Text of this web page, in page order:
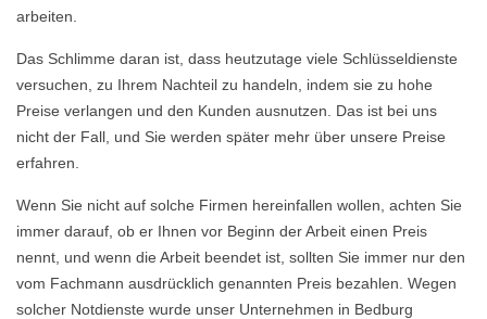
arbeiten.
Das Schlimme daran ist, dass heutzutage viele Schlüsseldienste
versuchen, zu Ihrem Nachteil zu handeln, indem sie zu hohe
Preise verlangen und den Kunden ausnutzen. Das ist bei uns
nicht der Fall, und Sie werden später mehr über unsere Preise
erfahren.
Wenn Sie nicht auf solche Firmen hereinfallen wollen, achten Sie
immer darauf, ob er Ihnen vor Beginn der Arbeit einen Preis
nennt, und wenn die Arbeit beendet ist, sollten Sie immer nur den
vom Fachmann ausdrücklich genannten Preis bezahlen. Wegen
solcher Notdienste wurde unser Unternehmen in Bedburg